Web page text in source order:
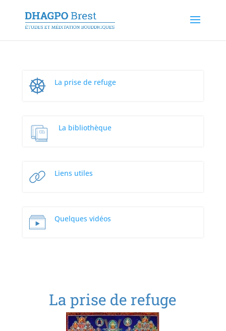
La prise de refuge
La bibliothèque
Liens utiles
Quelques vidéos
La prise de refuge